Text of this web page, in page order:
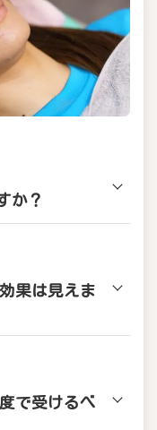
か？
果は見えま
で受けるべ